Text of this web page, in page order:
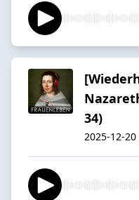
34)
2025-12-20